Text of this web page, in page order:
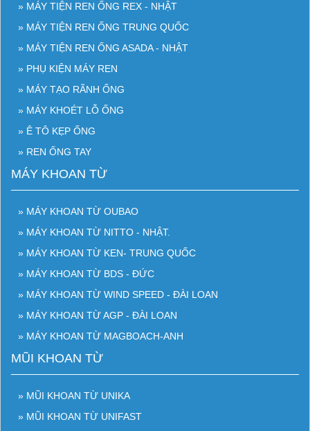
» MÁY TIỆN REN ỐNG REX - NHẬT
» MÁY TIỆN REN ỐNG TRUNG QUỐC
» MÁY TIỆN REN ỐNG ASADA - NHẬT
» PHỤ KIỆN MÁY REN
» MÁY TẠO RÃNH ỐNG
» MÁY KHOÉT LỖ ỐNG
» Ê TÔ KẸP ỐNG
» REN ỐNG TAY
MÁY KHOAN TỪ
» MÁY KHOAN TỪ OUBAO
» MÁY KHOAN TỪ NITTO - NHẬT.
» MÁY KHOAN TỪ KEN- TRUNG QUỐC
» MÁY KHOAN TỪ BDS - ĐỨC
» MÁY KHOAN TỪ WIND SPEED - ĐÀI LOAN
» MÁY KHOAN TỪ AGP - ĐÀI LOAN
» MÁY KHOAN TỪ MAGBOACH-ANH
MŨI KHOAN TỪ
» MŨI KHOAN TỪ UNIKA
» MŨI KHOAN TỪ UNIFAST